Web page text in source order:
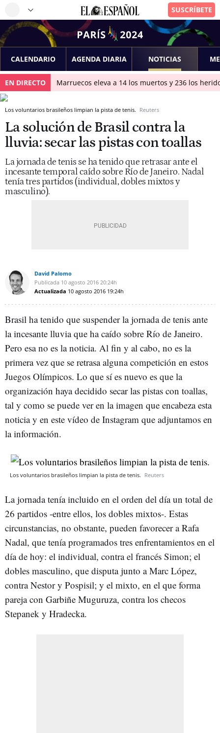
CALENDARIO AGENDA DIARIA NOTICIAS
EN DIRECTO Marruecos eleva a 14 los muertos y 236 los
Los voluntarios brasileños limpian la pista de tenis. Reuters
La solución de Brasil contra la
lluvia: secar las pistas con toallas
La jornada de tenis se ha tenido que retrasar ante el
incesante temporal caído sobre Río de Janeiro. Nadal
tenía tres partidos (individual, dobles mixtos y
masculino).
David Palomo
Publicada 10 agosto 2016 20:24h
Actualizada 10 agosto 2016 19:24h
Brasil ha tenido que suspender la jornada de tenis ante
la incesante lluvia que ha caído sobre Río de Janeiro.
Pero esa no es la noticia. Al fin y al cabo, no es la
primera vez que se retrasa alguna competición en estos
Juegos Olímpicos. Lo que sí es nuevo es que la
organización haya decidido secar las pistas con toallas,
tal y como se puede ver en la imagen que encabeza esta
noticia y en este vídeo de Instagram que adjuntamos en
la información.
Los voluntarios brasileños limpian la pista de tenis. Reuters
La jornada tenía incluido en el orden del día un total de
26 partidos -entre ellos, los dobles mixtos-. Estas
circunstancias, no obstante, pueden favorecer a Rafa
Nadal, que tenía programados tres enfrentamientos en el
día de hoy: el individual, contra el francés Simon; el
dobles masculino, que disputa junto a Marc López,
contra Nestor y Pospisil; y el mixto, en el que forma
pareja con Garbiñe Muguruza, contra los checos
Stepanek y Hradecka.